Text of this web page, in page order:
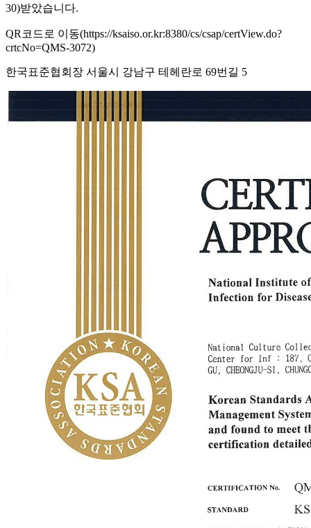
30)받았습니다.
QR코드로 이동(https://ksaiso.or.kr:8380/cs/csap/certView.do?
crtcNo=QMS-3072)
한국표준협회장 서울시 강남구 테헤란로 69번길 5